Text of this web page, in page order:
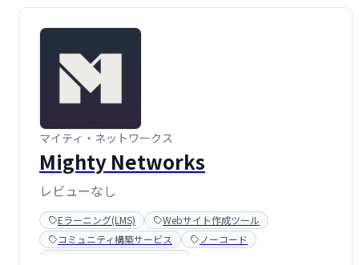
マイティ・ネットワークス
Mighty Networks
レビューなし
Eラーニング(LMS)
Webサイト作成ツール
コミュニティ構築サービス
ノーコード